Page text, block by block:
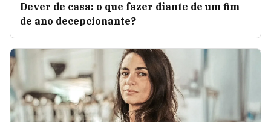
Dever de casa: o que fazer diante de um fim
de ano decepcionante?